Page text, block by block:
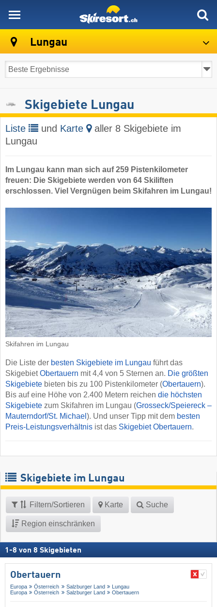
Lungau
Skigebiete Lungau
Liste und Karte
aller 8 Skigebiete im
Lungau
Im Lungau kann man sich auf 259 Pistenkilometer
freuen: Die Skigebiete werden von 64 Skiliften
erschlossen. Viel Vergnügen beim Skifahren im Lungau!
Skifahren im Lungau
Die Liste der besten Skigebiete im Lungau führt das
SkigebietObertauern mit 4,4 von 5 Sternen an. Die größten
Skigebiete bieten bis zu 100 Pistenkilometer (Obertauern).
Bis auf eine Höhe von 2.400 Metern reichen die höchsten
Skigebiete zum Skifahren im Lungau (Grosseck/​Speiereck –
Mauterndorf/​St. Michael ). Und unser Tipp mit dem besten
Preis-Leistungsverhältnis ist das Skigebiet Obertauern.
Skigebiete im Lungau
Filtern/Sortieren Karte Suche
Region einschränken
1 -8 von 8 Skigebieten
Obertauern
Europa Österreich Salzburger Land
Lungau
Europa
Österreich Salzburger Land Obertauern